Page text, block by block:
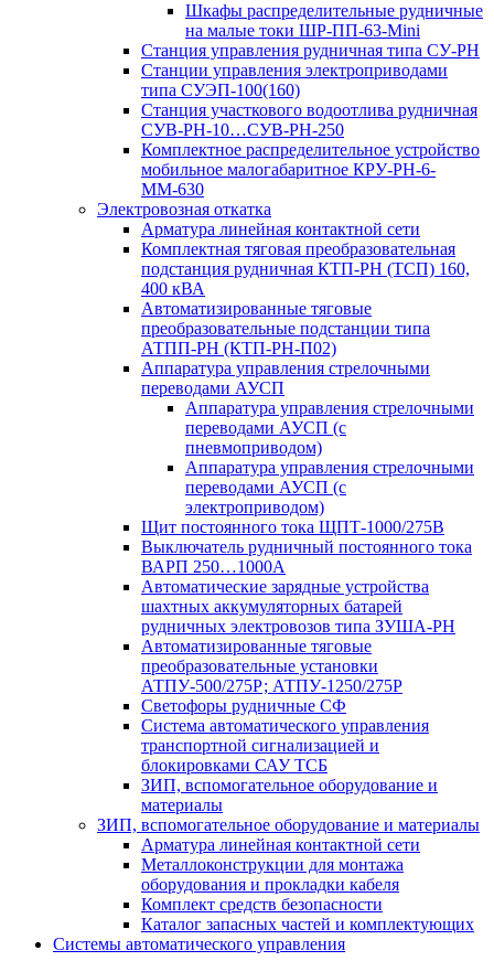
Шкафы распределительные рудничные
на малые токи ШР-ПП-63-Mini
Станция управления рудничная типа СУ-РН
Станции управления электроприводами
типа СУЭП-100(160)
Станция участкового водоотлива рудничная
СУВ-РН-10…СУВ-РН-250
Комплектное распределительное устройство
мобильное малогабаритное КРУ-РН-6-
ММ-630
Электровозная откатка
Арматура линейная контактной сети
Комплектная тяговая преобразовательная
подстанция рудничная КТП-РН (ТСП) 160,
400 кВА
Автоматизированные тяговые
преобразовательные подстанции типа
АТПП-РН (КТП-РН-П02)
Аппаратура управления стрелочными
переводами АУСП
Аппаратура управления стрелочными
переводами АУСП (с
пневмоприводом)
Аппаратура управления стрелочными
переводами АУСП (с
электроприводом)
Щит постоянного тока ЩПТ-1000/275В
Выключатель рудничный постоянного тока
ВАРП 250…1000А
Автоматические зарядные устройства
шахтных аккумуляторных батарей
рудничных электровозов типа ЗУША-РН
Автоматизированные тяговые
преобразовательные установки
АТПУ-500/275Р; АТПУ-1250/275Р
Светофоры рудничные СФ
Система автоматического управления
транспортной сигнализацией и
блокировками САУ ТСБ
ЗИП, вспомогательное оборудование и
материалы
ЗИП, вспомогательное оборудование и материалы
Арматура линейная контактной сети
Металлоконструкции для монтажа
оборудования и прокладки кабеля
Комплект средств безопасности
Каталог запасных частей и комплектующих
Системы автоматического управления